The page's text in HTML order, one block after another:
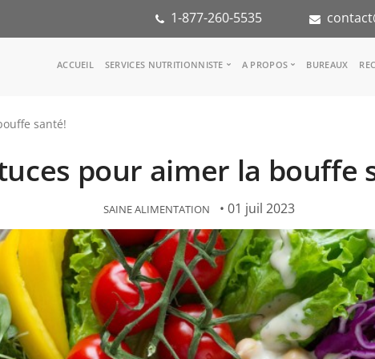
1-877-260-5535
Main
ACCUEIL SERVICES NUTRITIONNISTE
Groupes d'inspiration
KoalaPro
A PROPOS
Partenaires
Stage en nutrition
Carrières
BUREAUX
santé!
pour aimer la bouffe
SAINE ALIMENTATION • 01 juil 2023